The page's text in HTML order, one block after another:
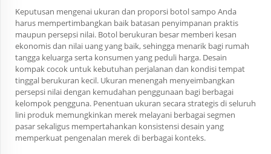
Keputusan mengenai ukuran dan proporsi botol sampo Anda
harus mempertimbangkan baik batasan penyimpanan praktis
maupun persepsi nilai. Botol berukuran besar memberi kesan
ekonomis dan nilai uang yang baik, sehingga menarik bagi rumah
tangga keluarga serta konsumen yang peduli harga. Desain
kompak cocok untuk kebutuhan perjalanan dan kondisi tempat
tinggal berukuran kecil. Ukuran menengah menyeimbangkan
persepsi nilai dengan kemudahan penggunaan bagi berbagai
kelompok pengguna. Penentuan ukuran secara strategis di seluruh
lini produk memungkinkan merek melayani berbagai segmen
pasar sekaligus mempertahankan konsistensi desain yang
memperkuat pengenalan merek di berbagai konteks.